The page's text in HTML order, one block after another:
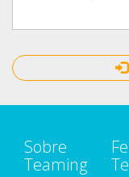
Sobre
Teaming